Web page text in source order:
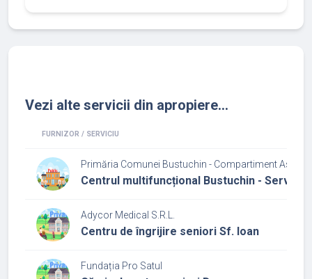
Vezi alte servicii din apropiere...
FURNIZOR / SERVICIU
Primăria Comunei Bustuchin - Compartiment
Centrul multifuncțional Bustuchin -
Adycor Medical S.R.L.
Centru de îngrijire seniori Sf. Ioan
Fundația Pro Satul